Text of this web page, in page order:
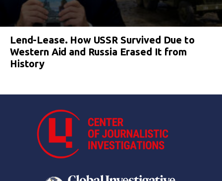
Lend-Lease. How USSR Survived Due to
Western Aid and Russia Erased It from
History